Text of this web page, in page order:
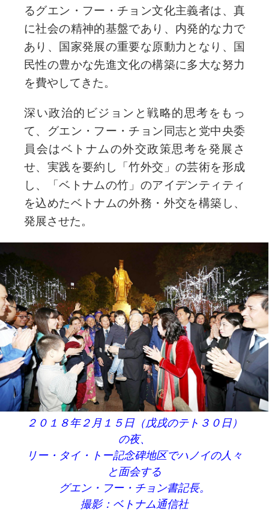
るグエン・フー・チョン文化主義者は、真
に社会の精神的基盤であり、内発的な力で
あり、国家発展の重要な原動力となり、国
民性の豊かな先進文化の構築に多大な努力
を費やしてきた。
深い政治的ビジョンと戦略的思考をもっ
て、グエン・フー・チョン同志と党中央委
員会はベトナムの外交政策思考を発展さ
せ、実践を要約し「竹外交」の芸術を形成
し、「ベトナムの竹」のアイデンティティ
を込めたベトナムの外務・外交を構築し、
発展させた。
２０１８年２月１５日（戊戌のテト３０日）
の夜、
リー・タイ・トー記念碑地区でハノイの人々
と面会する
グエン・フー・チョン書記長。
撮影：ベトナム通信社